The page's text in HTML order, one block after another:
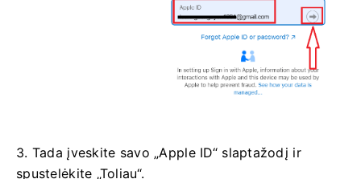
3. Tada įveskite savo „Apple ID“ slaptažodį ir
spustelėkite „Toliau“.